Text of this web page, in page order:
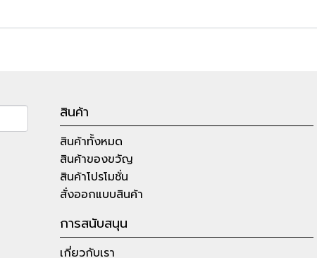
สินค้า
สินค้าทั้งหมด
สินค้าของขวัญ
สินค้าโปรโมชั่น
สั่งออกแบบสินค้า
การสนับสนุน
เกี่ยวกับเรา